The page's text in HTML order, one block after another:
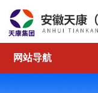
网站导航